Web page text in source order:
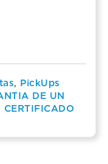
, PickUps
DE UN